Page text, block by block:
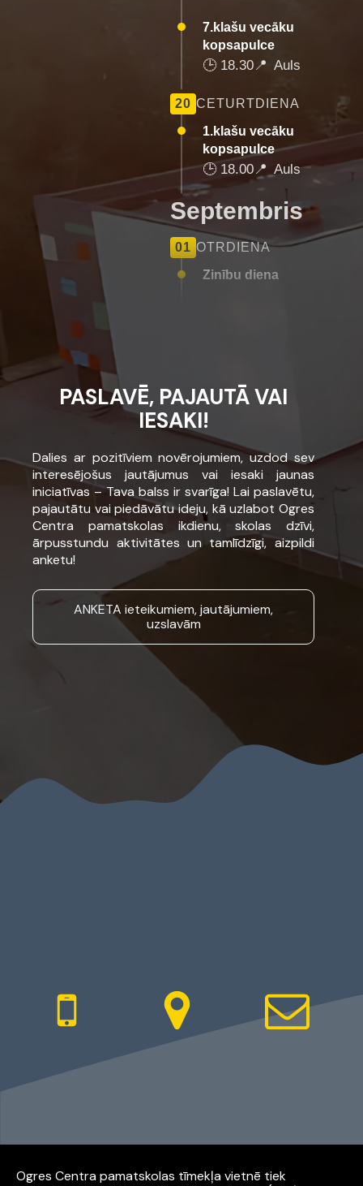
7.klašu vecāku
kopsapulce
🕒18.30📍 Auls
20 CETURTDIENA
1.klašu vecāku
kopsapulce
🕒18.00📍 Auls
Septembris
01 OTRDIENA
Zinību diena
PASLAVĒ, PAJAUTĀ VAI
IESAKI!
Dalies ar pozitīviem novērojumiem, uzdod sev
interesējošus jautājumus vai iesaki jaunas
iniciatīvas – Tava balss ir svarīga! Lai paslavētu,
pajautātu vai piedāvātu ideju, kā uzlabot Ogres
Centra pamatskolas ikdienu, skolas dzīvi,
ārpusstundu aktivitātes un tamlīdzīgi, aizpildi
anketu!
ANKETA ieteikumiem, jautājumiem,
uzslavām
Ogres Centra pamatskolas tīmekļa vietnē tiek